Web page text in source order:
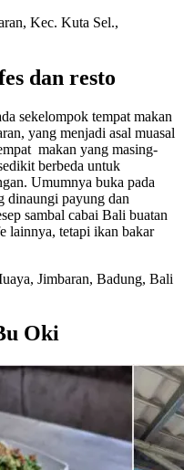
Kec. Kuta Sel.,
dan resto
sekelompok tempat makan
yang menjadi asal muasal
makan yang masing-
berbeda untuk
Umumnya buka pada
dinaungi payung dan
sambal cabai Bali buatan
lainnya, tetapi ikan bakar
Jimbaran, Badung, Bali
Oki